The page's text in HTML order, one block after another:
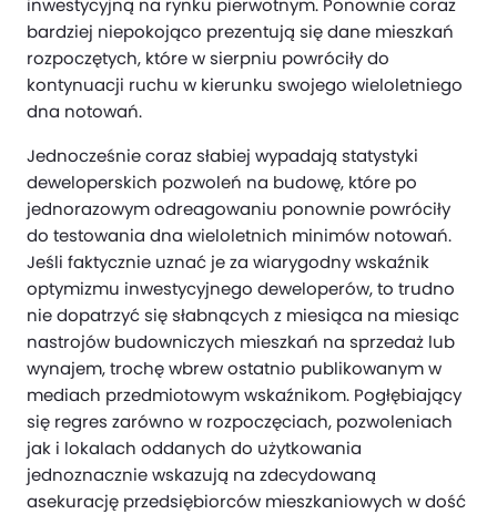
bardziej niepokojąco prezentują się dane mieszkań
rozpoczętych, które w sierpniu powróciły do
kontynuacji ruchu w kierunku swojego wieloletniego
dna notowań.
Jednocześnie coraz słabiej wypadają statystyki
deweloperskich pozwoleń na budowę, które po
jednorazowym odreagowaniu ponownie powróciły
do testowania dna wieloletnich minimów notowań.
Jeśli faktycznie uznać je za wiarygodny wskaźnik
optymizmu inwestycyjnego deweloperów, to trudno
nie dopatrzyć się słabnących z miesiąca na miesiąc
nastrojów budowniczych mieszkań na sprzedaż lub
wynajem, trochę wbrew ostatnio publikowanym w
mediach przedmiotowym wskaźnikom. Pogłębiający
się regres zarówno w rozpoczęciach, pozwoleniach
jak i lokalach oddanych do użytkowania
jednoznacznie wskazują na zdecydowaną
asekurację przedsiębiorców mieszkaniowych w dość